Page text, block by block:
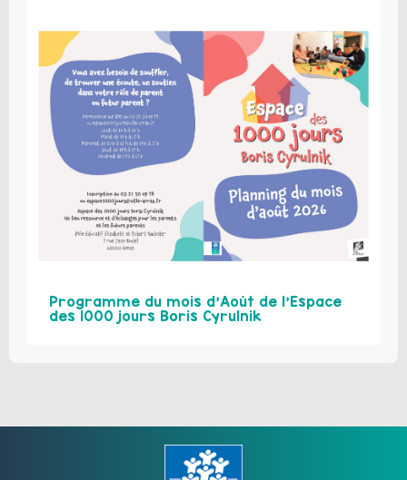
Programme du mois d’Août de l’Espace
des 1000 jours Boris Cyrulnik